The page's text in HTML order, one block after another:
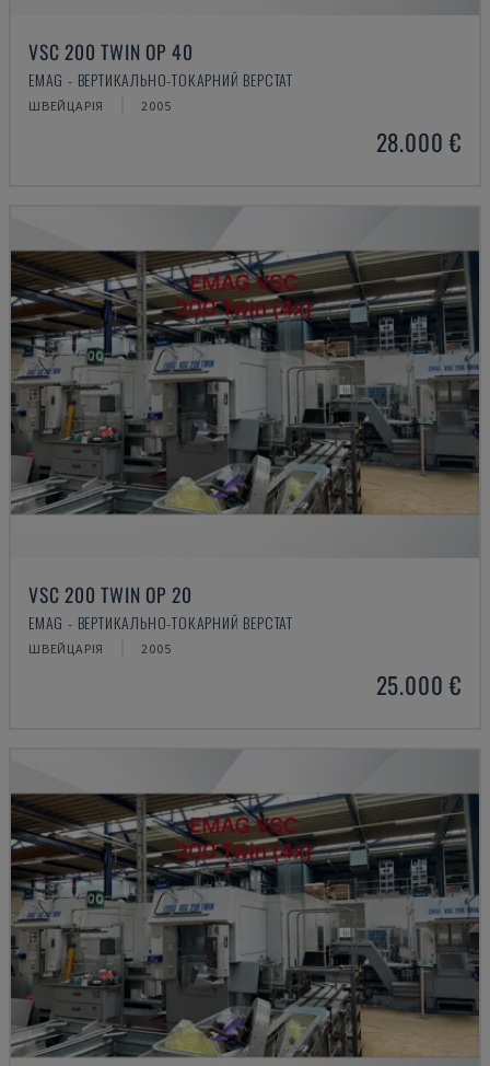
VSC 200 TWIN OP 40
EMAG - ВЕРТИКАЛЬНО-ТОКАРНИЙ ВЕРСТАТ
ШВЕЙЦАРІЯ 2005
28.000 €
VSC 200 TWIN OP 20
EMAG - ВЕРТИКАЛЬНО-ТОКАРНИЙ ВЕРСТАТ
ШВЕЙЦАРІЯ 2005
25.000 €